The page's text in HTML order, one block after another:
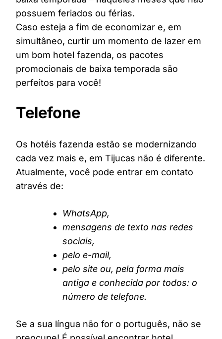
possuem feriados ou férias.
Caso esteja a fim de economizar e, em
simultâneo, curtir um momento de lazer em
um bom hotel fazenda, os pacotes
promocionais de baixa temporada são
perfeitos para você!
Telefone
Os hotéis fazenda estão se modernizando
cada vez mais e, em Tijucas não é diferente.
Atualmente, você pode entrar em contato
através de:
WhatsApp,
mensagens de texto nas redes
sociais,
pelo e-mail,
pelo site ou, pela forma mais
antiga e conhecida por todos: o
número de telefone.
Se a sua língua não for o português, não se